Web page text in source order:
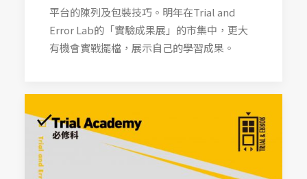
平台的陳列及包裝技巧。明年在Trial and
Error Lab的「實驗成果展」的市集中，更大
有機會實戰擺檔，展示自己的學習成果。